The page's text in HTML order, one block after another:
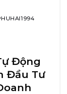
Động
Đầu Tư